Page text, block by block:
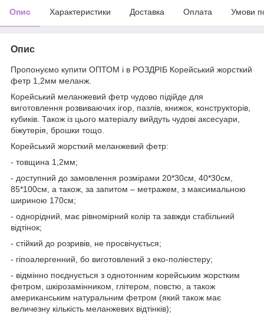
Опис Характеристики Доставка Оплата Умови
Опис
Пропонуємо купити ОПТОМ і в РОЗДРІБ Корейський жорсткий
фетр 1,2мм меланж.
Корейський меланжевий фетр чудово підійде для
виготовлення розвиваючих ігор, пазлів, книжок, конструкторів,
кубиків. Також із цього матеріалу вийдуть чудові аксесуари,
біжутерія, брошки тощо.
Корейський жорсткий меланжевий фетр:
- товщина 1,2мм;
- доступний до замовлення розмірами 20*30см, 40*30см,
85*100см, а також, за запитом – метражем, з максимальною
шириною 170см;
- однорідний, має рівномірний колір та завжди стабільний
відтінок;
- стійкий до розривів, не просвічується;
- гіпоалергенний, бо виготовлений з еко-поліестеру;
- відмінно поєднується з однотонним корейським жорстким
фетром, шкірозамінником, глітером, повстю, а також
американським натуральним фетром (який також має
величезну кількість меланжевих відтінків);